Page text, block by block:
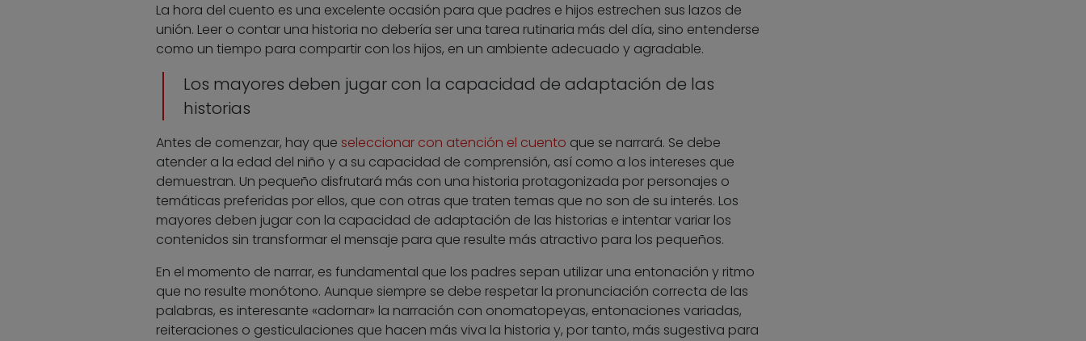
La hora del cuento es una excelente ocasión para que padres e hijos estrechen sus lazos de
unión. Leer o contar una historia no debería ser una tarea rutinaria más del día, sino entenderse
como un tiempo para compartir con los hijos, en un ambiente adecuado y agradable.
Los mayores deben jugar con la capacidad de adaptación de las
historias
Antes de comenzar, hay que seleccionar con atención el cuento que se narrará. Se debe
atender a la edad del niño y a su capacidad de comprensión, así como a los intereses que
demuestran. Un pequeño disfrutará más con una historia protagonizada por personajes o
temáticas preferidas por ellos, que con otras que traten temas que no son de su interés. Los
mayores deben jugar con la capacidad de adaptación de las historias e intentar variar los
contenidos sin transformar el mensaje para que resulte más atractivo para los pequeños.
En el momento de narrar, es fundamental que los padres sepan utilizar una entonación y ritmo
que no resulte monótono. Aunque siempre se debe respetar la pronunciación correcta de las
palabras, es interesante «adornar» la narración con onomatopeyas, entonaciones variadas,
reiteraciones o gesticulaciones que hacen más viva la historia y, por tanto, más sugestiva para